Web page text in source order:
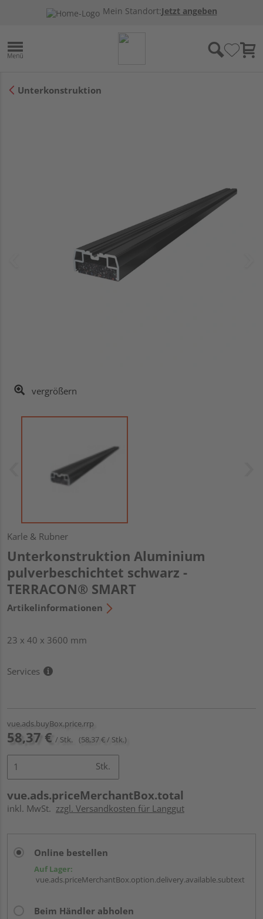
Mein Standort:Jetzt angeben
Unterkonstruktion
vergrößern
Karle & Rubner
Unterkonstruktion Aluminium
pulverbeschichtet schwarz -
TERRACON® SMART
Artikelinformationen
23 x 40 x 3600 mm
Services
vue.ads.buyBox.price.rrp
58,37 € / Stk. (58,37 € / Stk.)
Stk.
vue.ads.priceMerchantBox.total
inkl. MwSt. zzgl. Versandkosten für Langgut
Online bestellen
Auf Lager:
vue.ads.priceMerchantBox.option.delivery.available.subtext
Beim Händler abholen